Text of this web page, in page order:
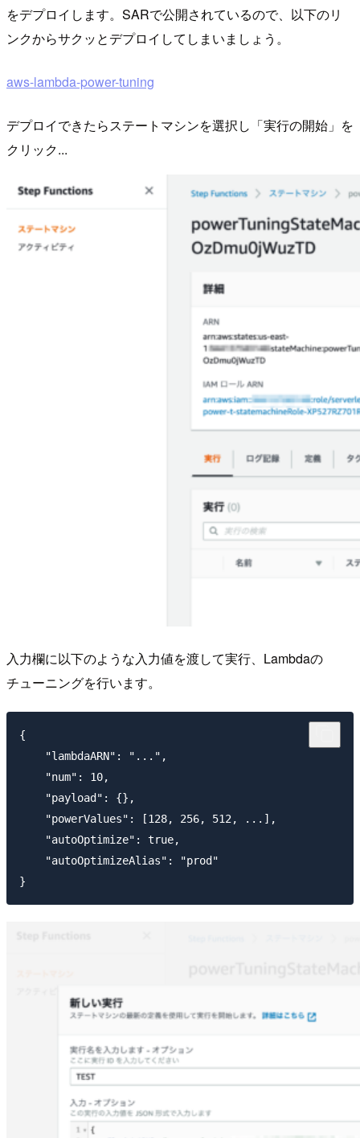
をデプロイします。SARで公開されているので、以下のリ
ンクからサクッとデプロイしてしまいましょう。
aws-lambda-power-tuning
デプロイできたらステートマシンを選択し「実行の開始」を
クリック...
入力欄に以下のような入力値を渡して実行、Lambdaの
チューニングを行います。
{
    "lambdaARN": "...",
    "num": 10,
    "payload": {},
    "powerValues": [128, 256, 512, ...],
    "autoOptimize": true,
    "autoOptimizeAlias": "prod"